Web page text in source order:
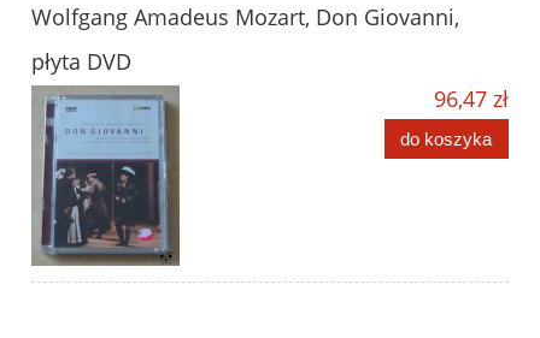
Wolfgang Amadeus Mozart, Don Giovanni,
płyta DVD
96,47 zł
do koszyka